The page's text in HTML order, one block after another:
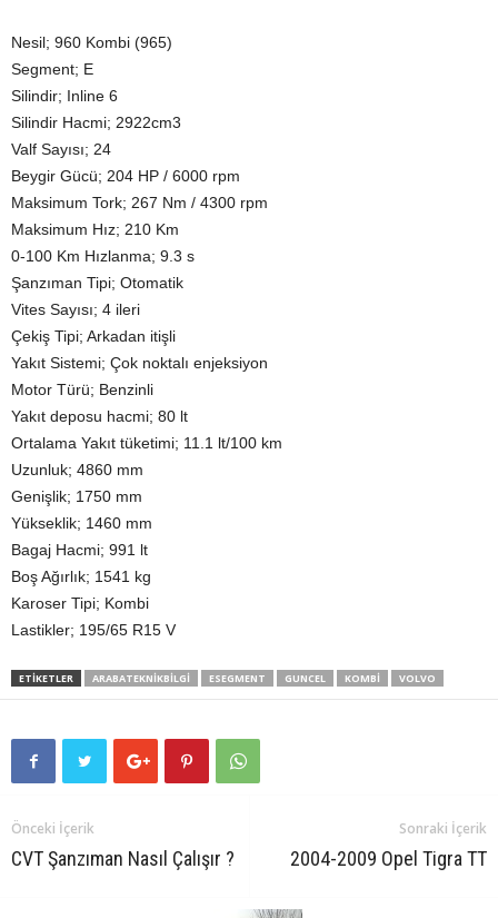
Nesil; 960 Kombi (965)
Segment; E
Silindir; Inline 6
Silindir Hacmi; 2922cm3
Valf Sayısı; 24
Beygir Gücü; 204 HP / 6000 rpm
Maksimum Tork; 267 Nm / 4300 rpm
Maksimum Hız; 210 Km
0-100 Km Hızlanma; 9.3 s
Şanzıman Tipi; Otomatik
Vites Sayısı; 4 ileri
Çekiş Tipi; Arkadan itişli
Yakıt Sistemi; Çok noktalı enjeksiyon
Motor Türü; Benzinli
Yakıt deposu hacmi; 80 lt
Ortalama Yakıt tüketimi; 11.1 lt/100 km
Uzunluk; 4860 mm
Genişlik; 1750 mm
Yükseklik; 1460 mm
Bagaj Hacmi; 991 lt
Boş Ağırlık; 1541 kg
Karoser Tipi; Kombi
Lastikler; 195/65 R15 V
ETIKETLER ARABATEKNIKBILGI ESEGMENT GUNCEL KOMBI VOLVO
Önceki İçerik
CVT Şanzıman Nasıl Çalışır ?
Sonraki İçerik
2004-2009 Opel Tigra TT